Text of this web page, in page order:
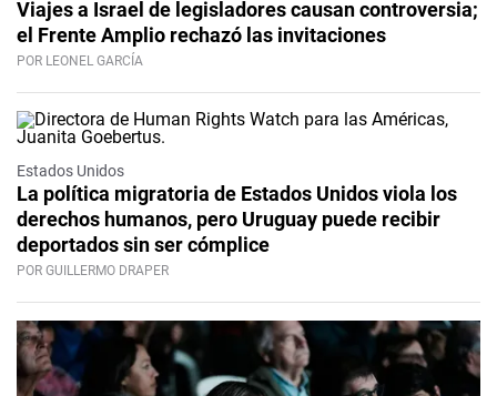
Viajes a Israel de legisladores causan controversia;
el Frente Amplio rechazó las invitaciones
POR LEONEL GARCÍA
Estados Unidos
La política migratoria de Estados Unidos viola los
derechos humanos, pero Uruguay puede recibir
deportados sin ser cómplice
POR GUILLERMO DRAPER